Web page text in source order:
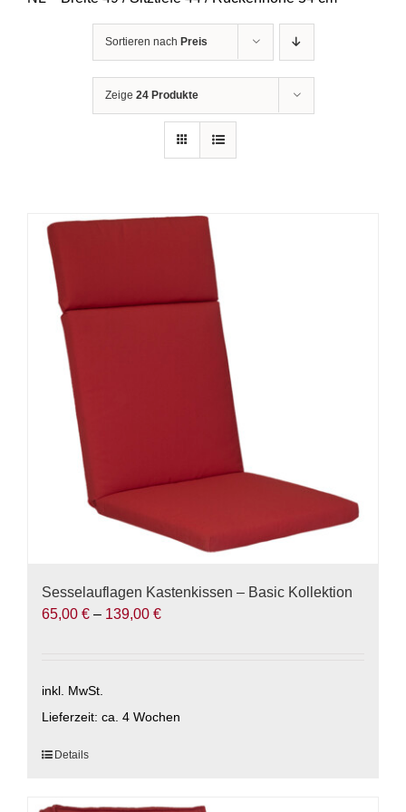
Sortieren nach Preis
Zeige 24 Produkte
Sesselauflagen Kastenkissen – Basic Kollektion
65,00 € – 139,00 €
inkl. MwSt.
Lieferzeit: ca. 4 Wochen
Dieses
Details